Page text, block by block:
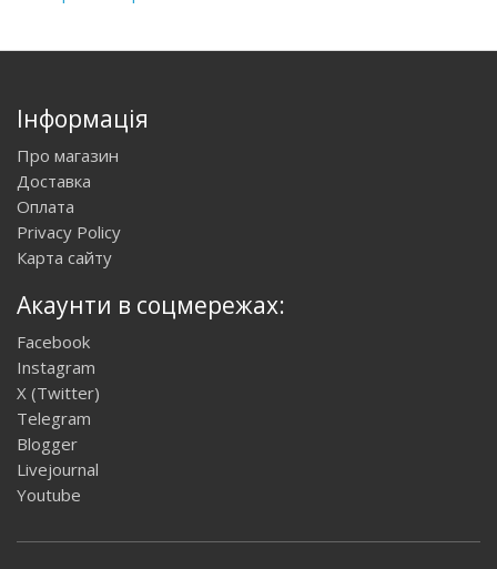
Інформація
Про магазин
Доставка
Оплата
Privacy Policy
Карта сайту
Акаунти в соцмережах:
Facebook
Instagram
X (Twitter)
Telegram
Blogger
Livejournal
Youtube